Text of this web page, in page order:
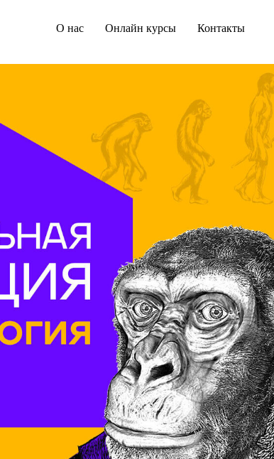
О нас Онлайн курсы Контакты